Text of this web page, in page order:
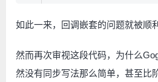
如此一来，回调嵌套的问题就被顺
然而再次审视这段代码，为什么
然没有同步写法那么简单，甚至比